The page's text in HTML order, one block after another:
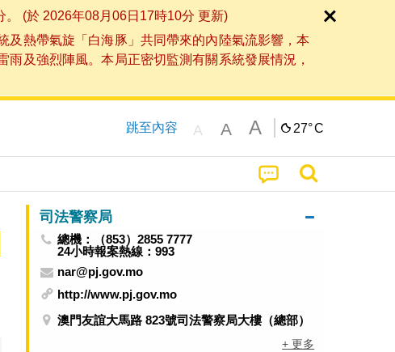
(於 2026年08月06日17時10分 更新)
及熱帶氣旋「白海豚」共同帶來的內陸氣流影響，本
及強烈陣風。本局正密切監測有關系統發展情況，
跳至內容 A A A 27°C
司法警察局
總機：（853）2855 7777
24小時報案熱線：993
nar@pj.gov.mo
http://www.pj.gov.mo
澳門友誼大馬路 823號司法警察局大樓（總部）
+ 更多